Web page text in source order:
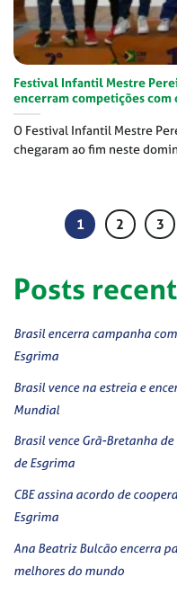
Festival Infantil Mestre
encerram competições com
O Festival Infantil Mestre
chegaram ao fim neste
1 2 3
Posts
Brasil encerra campanha
Esgrima
Brasil vence na estreia e
Mundial
Brasil vence Grã-Bretanha
de Esgrima
CBE assina acordo de
Esgrima
Ana Beatriz Bulcão encerra
melhores do mundo